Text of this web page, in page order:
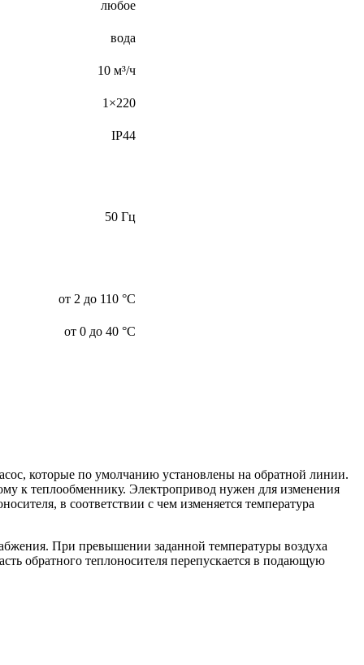
любое
вода
10 м³/ч
1×220
IP44
50 Гц
от 2 до 110 °С
от 0 до 40 °С
которые по умолчанию установлены на обратной линии.
к теплообменнику. Электропривод нужен для изменения
в соответствии с чем изменяется температура
При превышении заданной температуры воздуха
обратного теплоносителя перепускается в подающую